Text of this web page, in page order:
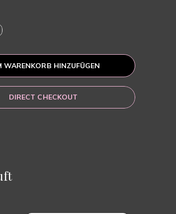
WARENKORB HINZUFÜGEN
DIRECT CHECKOUT